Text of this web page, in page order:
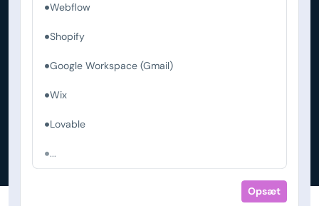
Webflow
Shopify
Google Workspace (Gmail)
Wix
Lovable
...
Opsæt